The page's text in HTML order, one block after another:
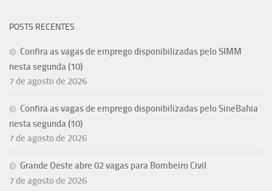
POSTS RECENTES
Confira as vagas de emprego disponibilizadas pelo SIMM
nesta segunda (10)
7 de agosto de 2026
Confira as vagas de emprego disponibilizadas pelo SineBahia
nesta segunda (10)
7 de agosto de 2026
Grande Oeste abre 02 vagas para Bombeiro Civil
7 de agosto de 2026